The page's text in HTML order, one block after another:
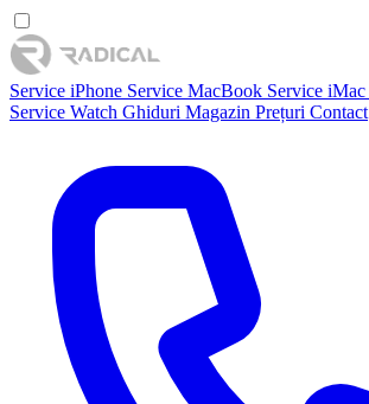
Service iPhone Service MacBook Service iMac
Service Watch Ghiduri Magazin Prețuri Contact